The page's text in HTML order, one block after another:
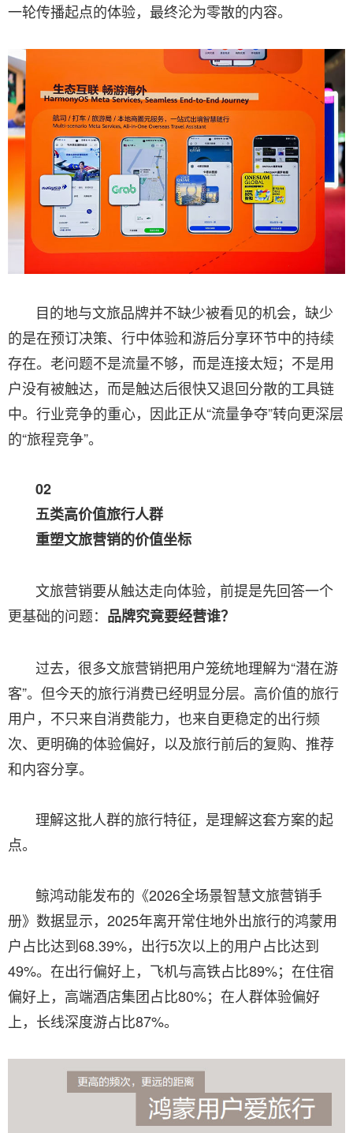
一轮传播起点的体验，最终沦为零散的内容。
目的地与文旅品牌并不缺少被看见的机会，缺少
的是在预订决策、行中体验和游后分享环节中的持续
存在。老问题不是流量不够，而是连接太短；不是用
户没有被触达，而是触达后很快又退回分散的工具链
中。行业竞争的重心，因此正从“流量争夺”转向更深层
的“旅程竞争”。
02
五类高价值旅行人群
重塑文旅营销的价值坐标
文旅营销要从触达走向体验，前提是先回答一个
更基础的问题： 品牌究竟要经营谁？
过去，很多文旅营销把用户笼统地理解为“潜在游
客”。但今天的旅行消费已经明显分层。高价值的旅行
用户，不只来自消费能力，也来自更稳定的出行频
次、更明确的体验偏好，以及旅行前后的复购、推荐
和内容分享。
理解这批人群的旅行特征，是理解这套方案的起
点。
鲸鸿动能发布的《2026全场景智慧文旅营销手
册》数据显示，2025年离开常住地外出旅行的鸿蒙用
户占比达到68.39%，出行5次以上的用户占比达到
49%。在出行偏好上，飞机与高铁占比89%；在住宿
偏好上，高端酒店集团占比80%；在人群体验偏好
上，长线深度游占比87%。